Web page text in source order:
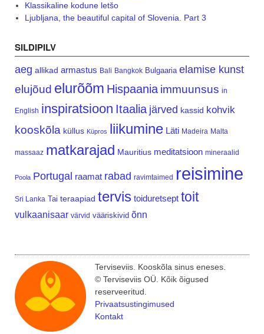
Klassikaline kodune letšo
Ljubljana, the beautiful capital of Slovenia. Part 3
SILDIPILV
aeg allikad armastus Bali Bangkok Bulgaaria elamise kunst
elujõud elurõõm Hispaania immuunsus in
English inspiratsioon Itaalia järved kassid kohvik
kooskõla küllus Küpros liikumine Läti Madeira Malta
massaaz matkarajad Mauritius meditatsioon mineraalid
Poola Portugal raamat rabad ravimtaimed reisimine
Sri Lanka Tai teraapiad tervis toiduretsept toit
vulkaanisaar värvid vääriskivid õnn
Terviseviis. Kooskõla sinus eneses.
© Terviseviis OÜ. Kõik õigused
reserveeritud.
Privaatsustingimused
Kontakt